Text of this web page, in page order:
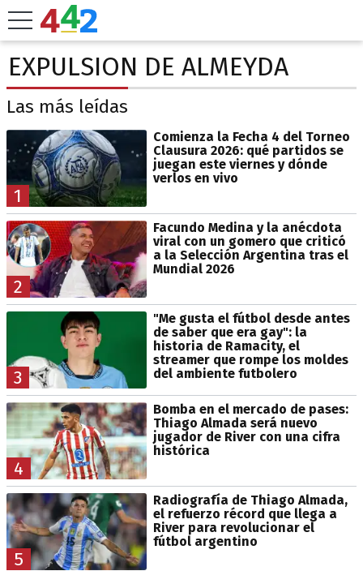
EXPULSION DE ALMEYDA
Las más leídas
1
Comienza la Fecha 4 del Torneo
Clausura 2026: qué partidos se
juegan este viernes y dónde
verlos en vivo
2
Facundo Medina y la anécdota
viral con un gomero que criticó
a la Selección Argentina tras el
Mundial 2026
3
"Me gusta el fútbol desde antes
de saber que era gay": la
historia de Ramacity, el
streamer que rompe los moldes
del ambiente futbolero
4
Bomba en el mercado de pases:
Thiago Almada será nuevo
jugador de River con una cifra
histórica
5
Radiografía de Thiago Almada,
el refuerzo récord que llega a
River para revolucionar el
fútbol argentino